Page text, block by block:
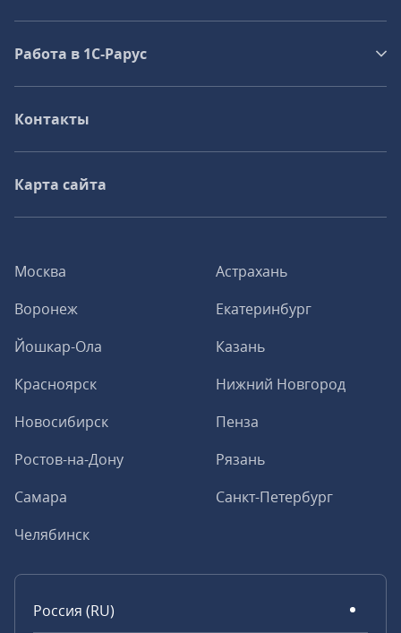
Москва
Астрахань
Воронеж
Екатеринбург
Йошкар-Ола
Казань
Красноярск
Нижний Новгород
Новосибирск
Пенза
Ростов-на-Дону
Рязань
Самара
Санкт-Петербург
Челябинск
Россия (RU)
Работа в 1С‑Рарус
Контакты
Карта сайта